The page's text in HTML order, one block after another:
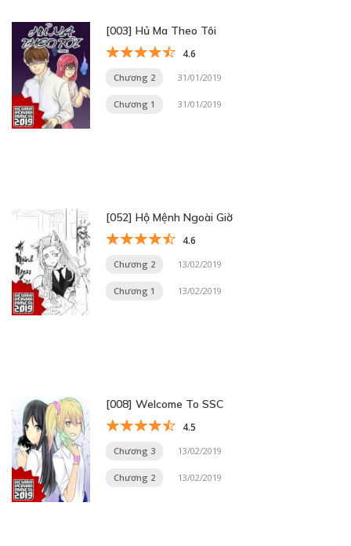
[003] Hủ Ma Theo Tôi
4.6
Chương 2 31/01/2019
Chương 1 31/01/2019
[052] Hộ Mệnh Ngoài Giờ
4.6
Chương 2 13/02/2019
Chương 1 13/02/2019
[008] Welcome To SSC
4.5
Chương 3 13/02/2019
Chương 2 13/02/2019